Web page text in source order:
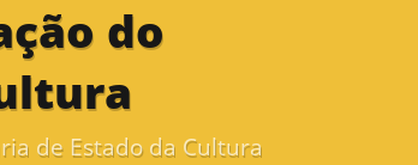
do
de Estado da Cultura